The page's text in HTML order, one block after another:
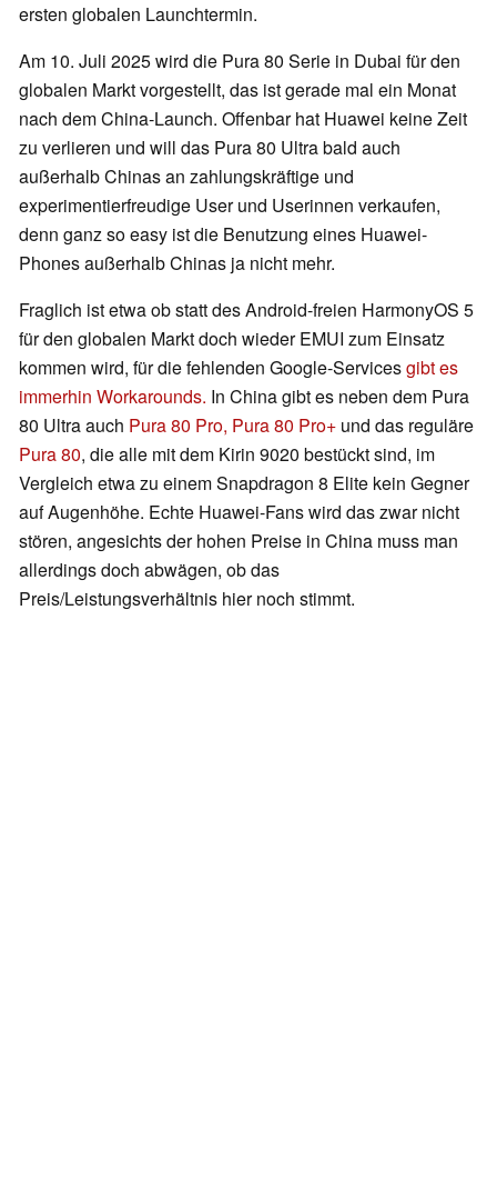
ersten globalen Launchtermin.
Am 10. Juli 2025 wird die Pura 80 Serie in Dubai für den
globalen Markt vorgestellt, das ist gerade mal ein Monat
nach dem China-Launch. Offenbar hat Huawei keine Zeit
zu verlieren und will das Pura 80 Ultra bald auch
außerhalb Chinas an zahlungskräftige und
experimentierfreudige User und Userinnen verkaufen,
denn ganz so easy ist die Benutzung eines Huawei-
Phones außerhalb Chinas ja nicht mehr.
Fraglich ist etwa ob statt des Android-freien HarmonyOS 5
für den globalen Markt doch wieder EMUI zum Einsatz
kommen wird, für die fehlenden Google-Servicesgibt es
immerhin Workarounds. In China gibt es neben dem Pura
80 Ultra auch Pura 80 Pro, Pura 80 Pro+ und das reguläre
Pura 80, die alle mit dem Kirin 9020 bestückt sind, im
Vergleich etwa zu einem Snapdragon 8 Elite kein Gegner
auf Augenhöhe. Echte Huawei-Fans wird das zwar nicht
stören, angesichts der hohen Preise in China muss man
allerdings doch abwägen, ob das
Preis/Leistungsverhältnis hier noch stimmt.